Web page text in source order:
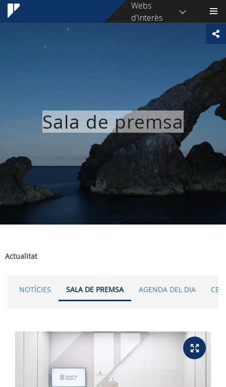
Webs
d'interès
Sala de premsa
Actualitat
NOTÍCIES SALA DE PREMSA AGENDA DEL DIA